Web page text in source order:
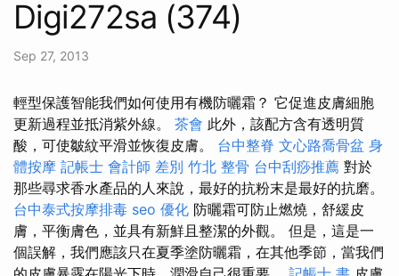
Digi272sa (374)
Sep 27, 2013
輕型保護智能我們如何使用有機防曬霜？ 它促進皮膚細胞
更新過程並抵消紫外線。 茶會 此外，該配方含有透明質
酸，可使皺紋平滑並恢復皮膚。 台中整脊 文心路喬骨盆 身
體按摩 記帳士 會計師 差別 竹北 整骨 台中刮痧推薦 對於
那些尋求香水產品的人來說，最好的抗粉末是最好的抗磨。
台中泰式按摩排毒 seo 優化 防曬霜可防止燃燒，舒緩皮
膚，平衡膚色，並具有新鮮且整潔的外觀。 但是，這是一
個誤解，我們應該只在夏季塗防曬霜，在其他季節，當我們